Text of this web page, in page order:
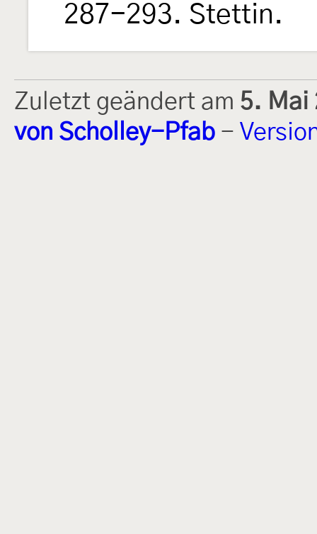
287-293. Stettin.
Zuletzt geändert am 5. Mai
von Scholley-Pfab -